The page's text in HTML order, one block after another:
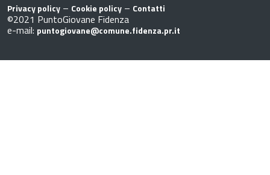
Privacy policy – Cookie policy – Contatti
©2021 PuntoGiovane Fidenza
e-mail: puntogiovane@comune.fidenza.pr.it